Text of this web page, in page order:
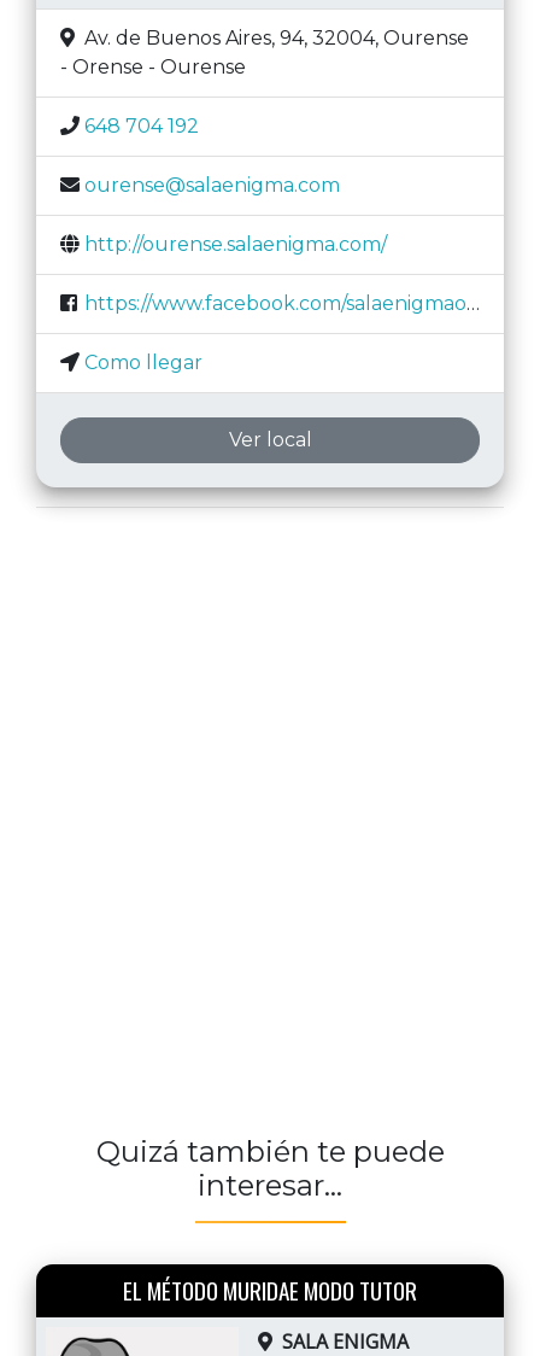
Av. de Buenos Aires, 94, 32004, Ourense
- Orense - Ourense
648 704 192
ourense@salaenigma.com
http://ourense.salaenigma.com/
https://www.facebook.com/salaenigmaourense/
Como llegar
Ver local
Quizá también te puede
interesar...
EL MÉTODO MURIDAE MODO TUTOR
SALA ENIGMA